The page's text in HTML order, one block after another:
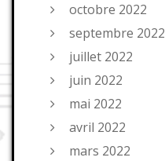
octobre 2022
septembre 2022
juillet 2022
juin 2022
mai 2022
avril 2022
mars 2022